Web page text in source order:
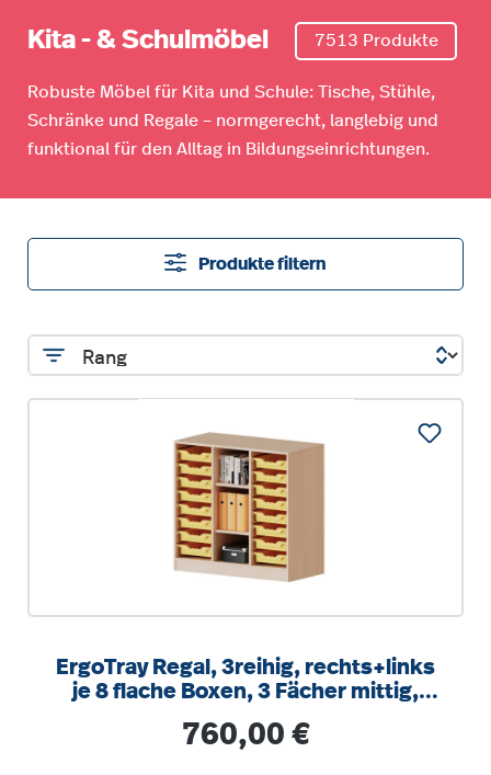
Kita - & Schulmöbel 7513 Produkte
Robuste Möbel für Kita und Schule: Tische, Stühle,
Schränke und Regale – normgerecht, langlebig und
funktional für den Alltag in Bildungseinrichtungen.
Produkte filtern
ErgoTray Regal, 3reihig, rechts+links
je 8 flache Boxen, 3 Fächer mittig,
Regulärer Preis:
760,00 €